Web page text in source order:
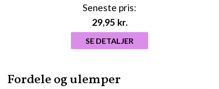
Fordele og ulemper
Seneste pris:
29,95 kr.
SE DETALJER